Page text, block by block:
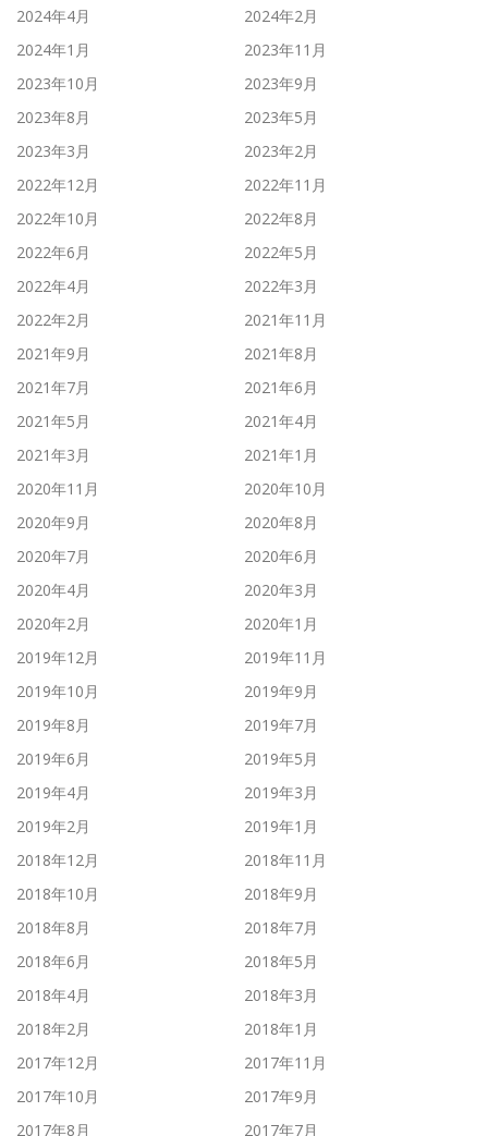
2024年4月
2024年2月
2024年1月
2023年11月
2023年10月
2023年9月
2023年8月
2023年5月
2023年3月
2023年2月
2022年12月
2022年11月
2022年10月
2022年8月
2022年6月
2022年5月
2022年4月
2022年3月
2022年2月
2021年11月
2021年9月
2021年8月
2021年7月
2021年6月
2021年5月
2021年4月
2021年3月
2021年1月
2020年11月
2020年10月
2020年9月
2020年8月
2020年7月
2020年6月
2020年4月
2020年3月
2020年2月
2020年1月
2019年12月
2019年11月
2019年10月
2019年9月
2019年8月
2019年7月
2019年6月
2019年5月
2019年4月
2019年3月
2019年2月
2019年1月
2018年12月
2018年11月
2018年10月
2018年9月
2018年8月
2018年7月
2018年6月
2018年5月
2018年4月
2018年3月
2018年2月
2018年1月
2017年12月
2017年11月
2017年10月
2017年9月
2017年8月
2017年7月